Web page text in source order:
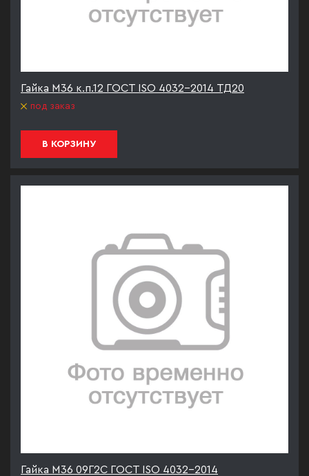
Гайка М36 к.п.12 ГОСТ ISO 4032-2014 ТД20
под заказ
В КОРЗИНУ
Гайка М36 09Г2С ГОСТ ISO 4032-2014